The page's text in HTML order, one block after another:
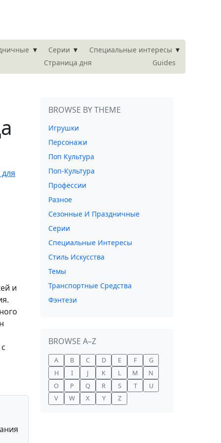
▾ Серии ▾ Специальные интересы ▾
Страница дня Guides
и
BROWSE BY THEME
Игрушки
Персонажи
Поп Культура
Поп-Культура
Профессии
Разное
Сезонные И Праздничные
Серии
Специальные Интересы
Стиль Искусства
Темы
Транспортные Средства
Фэнтези
BROWSE A–Z
A B C D E F
G
H
I J K L M
N
O
P Q R S T
U
V
W X Y Z